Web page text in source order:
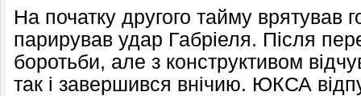
На початку другого тайму врятував
парирував удар Габріеля. Після
боротьби, але з конструктивом
так і завершився внічию. ЮКСА